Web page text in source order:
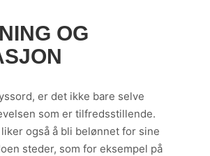
OG
er det ikke bare selve
som er tilfredsstillende.
også å bli belønnet for sine
steder, som for eksempel på